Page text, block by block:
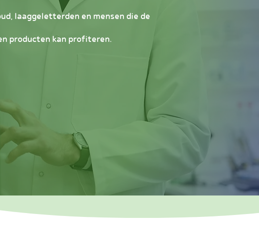
laaggeletterden en mensen die de
producten kan profiteren.